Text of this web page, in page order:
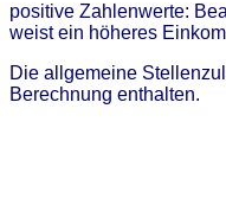
positive Zahlenwerte:
weist ein höheres
Die allgemeine
Berechnung enthalten.